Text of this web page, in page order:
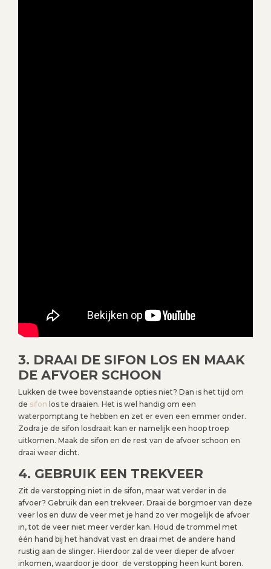
3. DRAAI DE SIFON LOS EN MAAK
DE AFVOER SCHOON
Lukken de twee bovenstaande opties niet? Dan is het tijd om
de sifon los te draaien. Het is wel handig om een
waterpomptang te hebben en zet er even een emmer onder.
Zodra je de sifon losdraait kan er namelijk een hoop troep
uitkomen. Maak de sifon en de rest van de afvoer schoon en
draai weer dicht.
4. GEBRUIK EEN TREKVEER
Zit de verstopping niet in de sifon, maar wat verder in de
afvoer? Gebruik dan een trekveer. Draai de borgmoer van deze
veer los en duw de veer met je hand zo ver mogelijk de afvoer
in, tot de veer niet meer verder kan. Houd de trommel met
één hand bij het handvat vast en draai met de andere hand
rustig aan de slinger. Hierdoor zal de veer dieper de afvoer
inkomen, waardoor je door de verstopping heen kunt boren.